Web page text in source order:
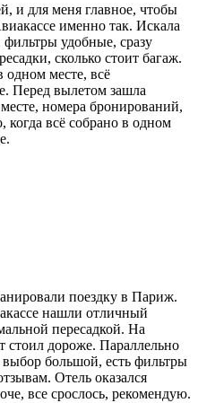
и для меня главное, чтобы
именно так. Искала
удобные, сразу
сколько стоит багаж.
одном месте, всё
Перед вылетом зашла
номера бронирований,
когда всё собрано в одном
поездку в Париж.
нашли отличный
пересадкой. На
стоил дороже. Параллельно
большой, есть фильтры
Отель оказался
все срослось, рекомендую.